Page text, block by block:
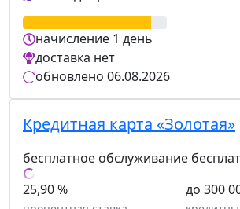
начисление 1 день
доставка нет
обновлено 06.08.2026
Кредитная карта «Золотая»
бесплатное обслуживание
25,90 %
до 300